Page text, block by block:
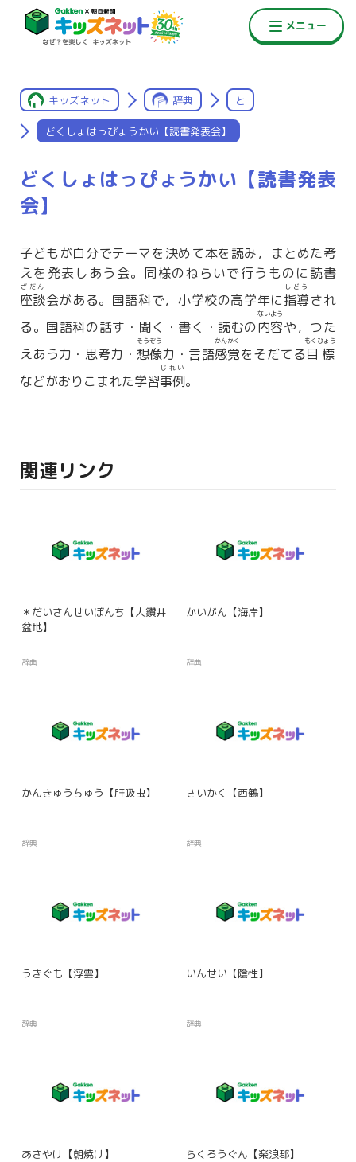
キッズネット 辞典 と
どくしょはっぴょうかい【読書発表会】
どくしょはっぴょうかい【読書発表
会】
子どもが自分でテーマを決めて本を読み，まとめた考
えを発表しあう会。同様のねらいで行うものに読書
座談
ざだん
会がある。国語科で，小学校の高学年に指導
しどう
され
る。国語科の話す・聞く・書く・読むの内容
ないよう
や，つた
えあう力・思考力・ 想像
そうぞう
力・言語感覚
かんかく
をそだてる目標
もくひょう
などがおりこまれた学習事例
じれい
。
関連リンク
＊だいさんせいぼんち【大鑽井
盆地】
辞典
かいがん【海岸】
辞典
かんきゅうちゅう【肝吸虫】
辞典
さいかく【西鶴】
辞典
うきぐも【浮雲】
辞典
いんせい【陰性】
辞典
あさやけ【朝焼け】 らくろうぐん【楽浪郡】